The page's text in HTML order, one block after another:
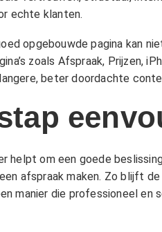
echte klanten.
opgebouwde pagina kan
zoals Afspraak, Prijzen,
beter doordachte
helpt om een goede
afspraak maken. Zo blijft
manier die professioneel en